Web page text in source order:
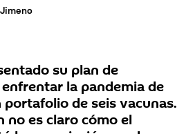
su plan de
la pandemia de
portafolio de seis vacunas.
no es claro cómo el